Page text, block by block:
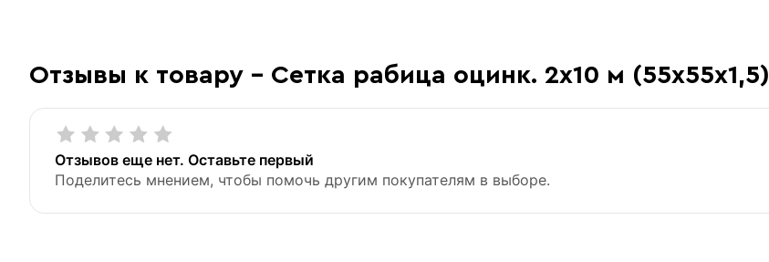
Отзывы к товару - Сетка рабица оцинк. 2х10 м (55х55х1,5)
Отзывов еще нет. Оставьте первый
Поделитесь мнением, чтобы помочь другим покупателям в выборе.